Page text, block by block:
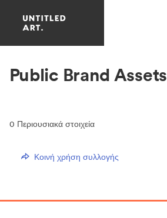
Public Brand Assets
0 Περιουσιακά στοιχεία
Κοινή χρήση συλλογής